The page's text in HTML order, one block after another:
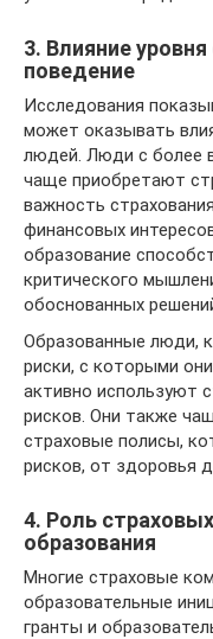
3. Влияние
поведение
Исследования
может оказывать
людей. Люди с более
чаще приобретают
важность
финансовых
образование
критического
обоснованных
Образованные люди,
риски, с которыми
активно используют
рисков. Они также
страховые полисы,
рисков, от здоровья
4. Роль
образования
Многие страховые
образовательные
гранты и